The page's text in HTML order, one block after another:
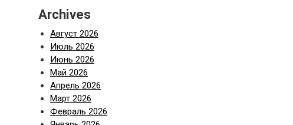
Archives
Август 2026
Июль 2026
Июнь 2026
Май 2026
Апрель 2026
Март 2026
Февраль 2026